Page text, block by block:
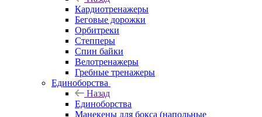
Кардиотренажеры
Беговые дорожки
Орбитреки
Степперы
Спин байки
Велотренажеры
Гребные тренажеры
Единоборства
Назад
Единоборства
Манекены для бокса (напольные